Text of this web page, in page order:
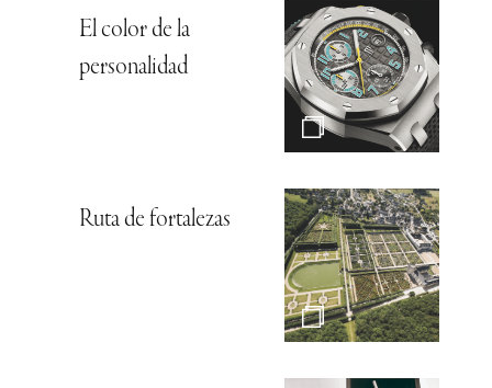
El color de la
personalidad
Ruta de fortalezas